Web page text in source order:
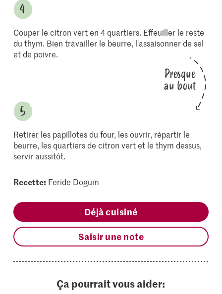
Couper le citron vert en 4 quartiers. Effeuiller le reste
du thym. Bien travailler le beurre, l'assaisonner de sel
et de poivre.
Presque
au bout
Retirer les papillotes du four, les ouvrir, répartir le
beurre, les quartiers de citron vert et le thym dessus,
servir aussitôt.
Recette: Feride Dogum
Déjà cuisiné
Saisir une note
Ça pourrait vous aider: